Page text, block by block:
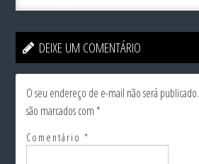
DEIXE UM COMENTÁRIO
O seu endereço de e-mail não será publicado.
são marcados com *
Comentário*